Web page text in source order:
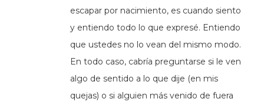
escapar por nacimiento, es cuando siento
y entiendo todo lo que expresé. Entiendo
que ustedes no lo vean del mismo modo.
En todo caso, cabría preguntarse si le ven
algo de sentido a lo que dije (en mis
quejas) o si alguien más venido de fuera